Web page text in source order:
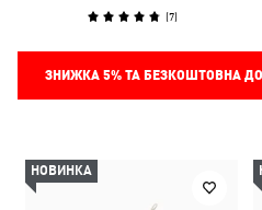
(7)
ЗНИЖКА 5%ТА БЕЗКОШТОВНА
НОВИНКА